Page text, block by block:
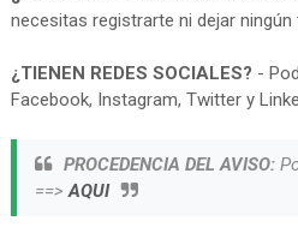
necesitas registrarte ni dejar ningún
¿TIENEN REDES SOCIALES? -
Facebook, Instagram, Twitter y
PROCEDENCIA DEL AVISO:
==>AQUI